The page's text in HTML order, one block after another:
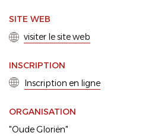
SITE WEB
visiter le site web
INSCRIPTION
Inscription en ligne
ORGANISATION
"Oude Gloriën"